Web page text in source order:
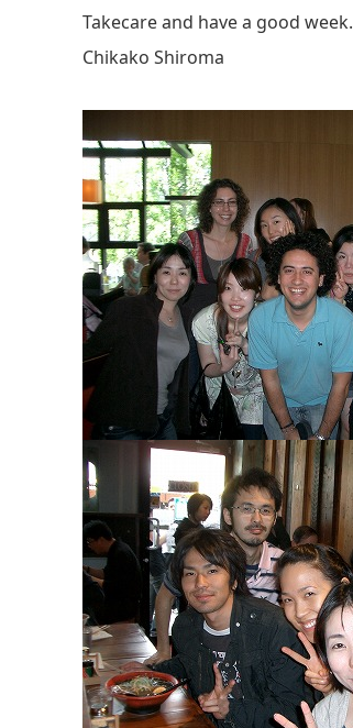
Takecare and have a good week.
Chikako Shiroma